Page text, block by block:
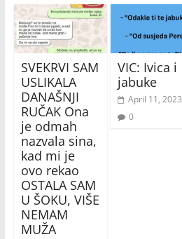
SVEKRVI SAM
USLIKALA
DANAŠNJI
RUČAK Ona
je odmah
nazvala sina,
kad mi je
ovo rekao
OSTALA SAM
U ŠOKU, VIŠE
NEMAM
MUŽA
VIC: Ivica i
jabuke
April 11, 2023
0